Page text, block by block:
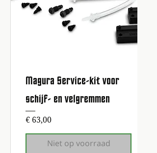
Magura Service-kit voor
schijf- en velgremmen
Prijs
€ 63,00
Niet op voorraad